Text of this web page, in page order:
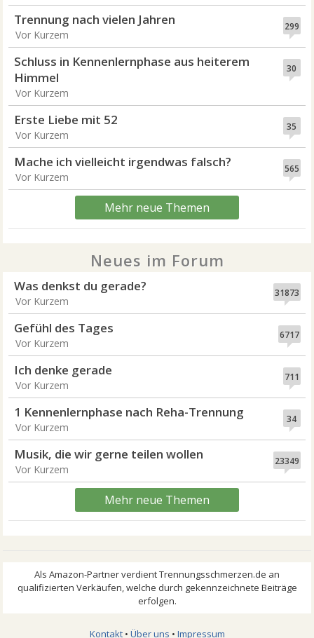
299
Trennung nach vielen Jahren
Vor Kurzem
30
Schluss in Kennenlernphase aus heiterem
Himmel
Vor Kurzem
35
Erste Liebe mit 52
Vor Kurzem
565
Mache ich vielleicht irgendwas falsch?
Vor Kurzem
Mehr neue Themen
Neues im Forum
31873
Was denkst du gerade?
Vor Kurzem
6717
Gefühl des Tages
Vor Kurzem
711
Ich denke gerade
Vor Kurzem
34
1 Kennenlernphase nach Reha-Trennung
Vor Kurzem
23349
Musik, die wir gerne teilen wollen
Vor Kurzem
Mehr neue Themen
Kontakt• Über uns • Impressum